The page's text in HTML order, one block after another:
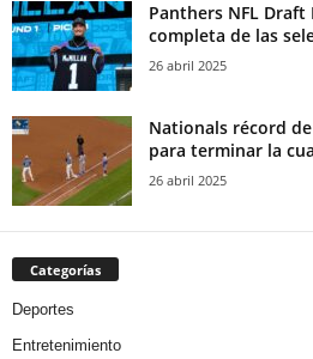
Panthers NFL Draft
completa de las
26 abril 2025
Nationals récord
para terminar la
26 abril 2025
Categorías
Deportes
Entretenimiento